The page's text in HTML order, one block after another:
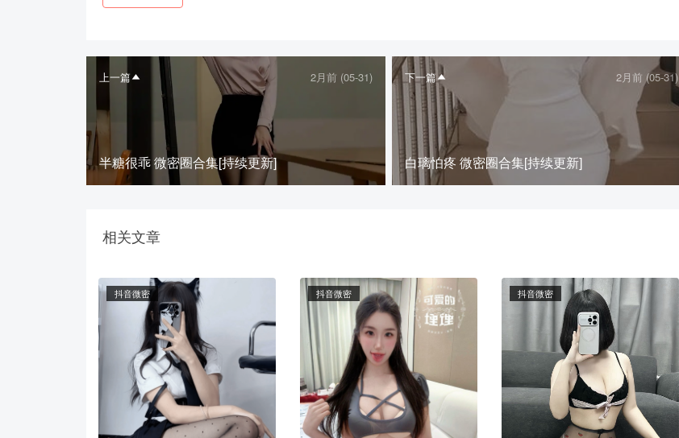
上一篇 2月前 (05-31)
半糖很乖 微密圈合集[持续更新]
下一篇 2月前 (05-31)
白璃怕疼 微密圈合集[持续更新]
相关文章
抖音微密 抖音微密 抖音微密